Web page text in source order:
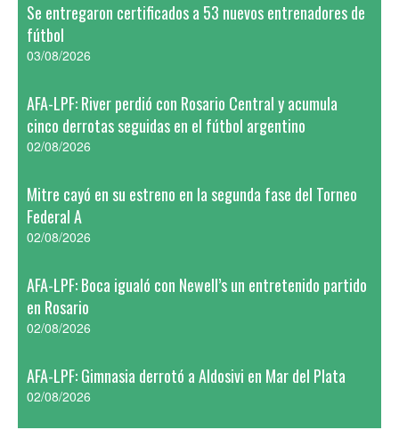
Se entregaron certificados a 53 nuevos entrenadores de
fútbol
03/08/2026
AFA-LPF: River perdió con Rosario Central y acumula
cinco derrotas seguidas en el fútbol argentino
02/08/2026
Mitre cayó en su estreno en la segunda fase del Torneo
Federal A
02/08/2026
AFA-LPF: Boca igualó con Newell’s un entretenido partido
en Rosario
02/08/2026
AFA-LPF: Gimnasia derrotó a Aldosivi en Mar del Plata
02/08/2026